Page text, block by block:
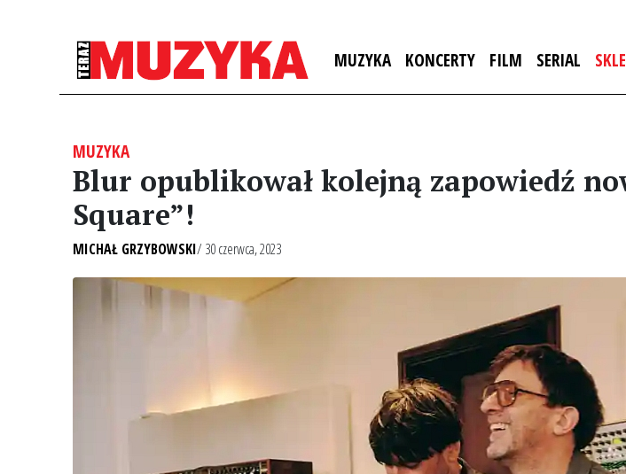
MUZYKA KONCERTY FILM SERIAL
MUZYKA
Blur opublikował kolejną zapowiedź
Square”!
MICHAŁ GRZYBOWSKI/ 30 czerwca, 2023